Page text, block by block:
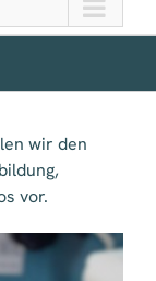
wir den
vor.